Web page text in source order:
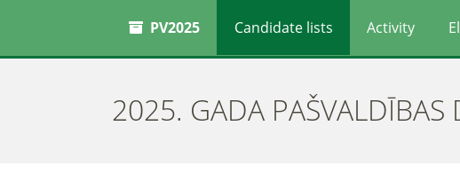
PV2025 Candidate lists Activity
2025. GADA PAŠVALDĪBAS